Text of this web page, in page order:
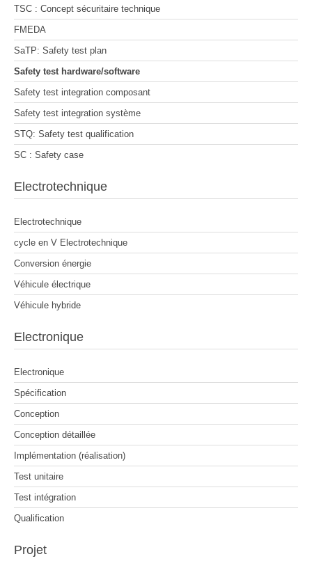
TSC : Concept sécuritaire technique
FMEDA
SaTP: Safety test plan
Safety test hardware/software
Safety test integration composant
Safety test integration système
STQ: Safety test qualification
SC : Safety case
Electrotechnique
Electrotechnique
cycle en V Electrotechnique
Conversion énergie
Véhicule électrique
Véhicule hybride
Electronique
Electronique
Spécification
Conception
Conception détaillée
Implémentation (réalisation)
Test unitaire
Test intégration
Qualification
Projet